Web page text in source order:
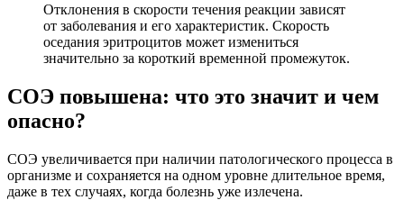
Отклонения в скорости течения реакции зависят
от заболевания и его характеристик. Скорость
оседания эритроцитов может измениться
значительно за короткий временной промежуток.
СОЭ повышена: что это значит и чем
опасно?
СОЭ увеличивается при наличии патологического процесса в
организме и сохраняется на одном уровне длительное время,
даже в тех случаях, когда болезнь уже излечена.